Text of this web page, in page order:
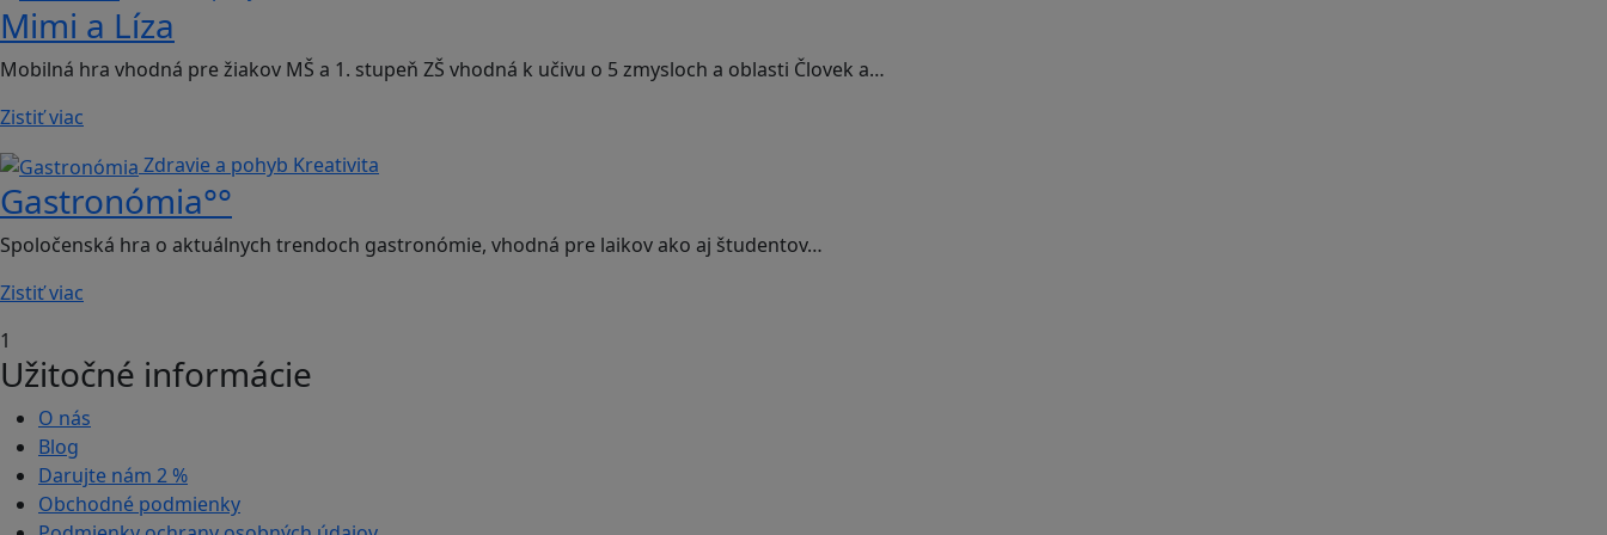
Mimi a Líza
Mobilná hra vhodná pre žiakov MŠ a 1. stupeň ZŠ vhodná k učivu o 5 zmysloch a oblasti Človek a…
Zistiť viac
Zdravie a pohyb Kreativita
Gastronómia°°
Spoločenská hra o aktuálnych trendoch gastronómie, vhodná pre laikov ako aj študentov…
Zistiť viac
1
Užitočné informácie
O nás
Blog
Darujte nám 2 %
Obchodné podmienky